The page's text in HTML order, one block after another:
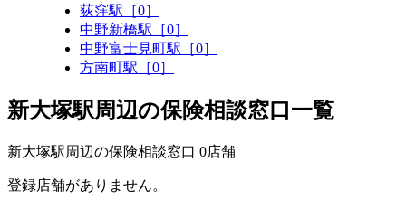
荻窪駅［0］
中野新橋駅［0］
中野富士見町駅［0］
方南町駅［0］
新大塚駅周辺の保険相談窓口一覧
新大塚駅周辺の保険相談窓口 0店舗
登録店舗がありません。